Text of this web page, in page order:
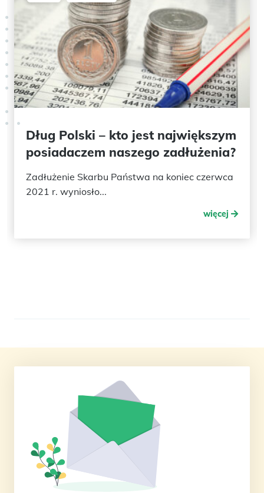
Dług Polski – kto jest największym
posiadaczem naszego zadłużenia?
Zadłużenie Skarbu Państwa na koniec czerwca
2021 r. wyniosło...
więcej